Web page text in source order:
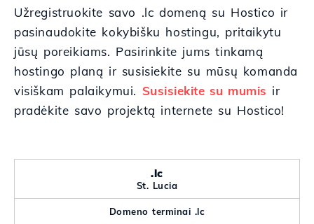
Užregistruokite savo .lc domeną su Hostico ir
pasinaudokite kokybišku hostingu, pritaikytu
jūsų poreikiams. Pasirinkite jums tinkamą
hostingo planą ir susisiekite su mūsų komanda
visiškam palaikymui. Susisiekite su mumis ir
pradėkite savo projektą internete su Hostico!
.lc
St. Lucia
Domeno terminai .lc